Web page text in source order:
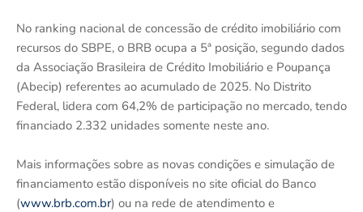
No ranking nacional de concessão de crédito imobiliário com
recursos do SBPE, o BRB ocupa a 5ª posição, segundo dados
da Associação Brasileira de Crédito Imobiliário e Poupança
(Abecip) referentes ao acumulado de 2025. No Distrito
Federal, lidera com 64,2% de participação no mercado, tendo
financiado 2.332 unidades somente neste ano.
Mais informações sobre as novas condições e simulação de
financiamento estão disponíveis no site oficial do Banco
(www.brb.com.br) ou na rede de atendimento e